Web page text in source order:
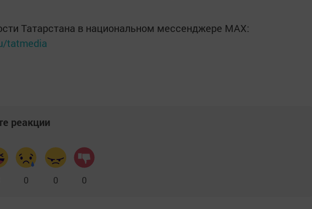
Татарстана в национальном мессенджере MАХ:
tatmedia
реакции
0 0 0